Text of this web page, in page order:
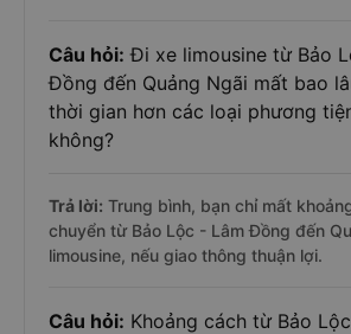
Câu hỏi: Đi xe limousine từ Bảo
Đồng đến Quảng Ngãi mất bao
thời gian hơn các loại phương
không?
Trả lời: Trung bình, bạn chỉ mất
chuyển từ Bảo Lộc - Lâm Đồng đến
limousine, nếu giao thông thuận lợi.
Câu hỏi: Khoảng cách từ Bảo